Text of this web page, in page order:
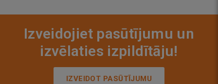
Izveidojiet pasūtījumu un
izvēlaties izpildītāju!
IZVEIDOT PASŪTĪJUMU